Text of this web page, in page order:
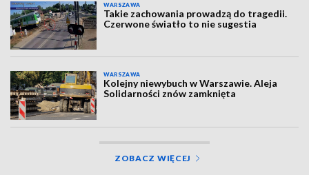
WARSZAWA
Takie zachowania prowadzą do tragedii.
Czerwone światło to nie sugestia
WARSZAWA
Kolejny niewybuch w Warszawie. Aleja
Solidarności znów zamknięta
ZOBACZ WIĘCEJ